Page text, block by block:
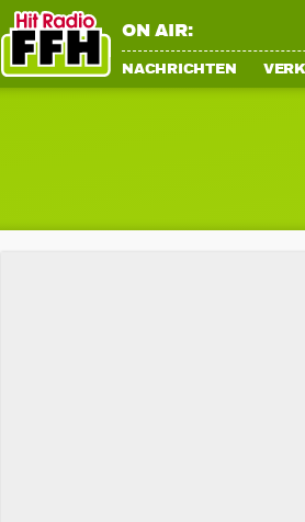
ON AIR:
NACHRICHTEN